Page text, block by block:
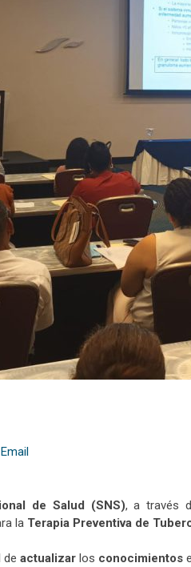
Email
de Salud (SNS), a través
la Terapia Preventiva de
de actualizar los conocimientos